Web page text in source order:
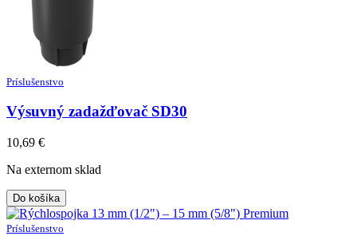
Príslušenstvo
Výsuvný zadažďovač SD30
10,69 €
Na externom sklad
Do košíka
Príslušenstvo